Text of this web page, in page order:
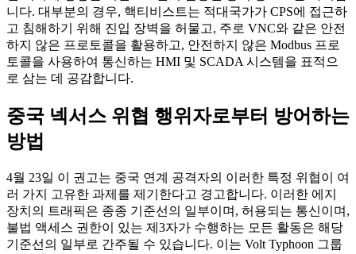
니다. 대부분의 경우, 핵티비스트는 적대국가가 CPS에 접근하
고 침해하기 위해 진입 장벽을 허물고, 주로 VNC와 같은 안전
하지 않은 프로토콜을 활용하고, 안전하지 않은 Modbus 프로
토콜을 사용하여 통신하는 HMI 및 SCADA 시스템을 표적으
로 삼는 데 공감합니다.
중국 넥서스 위협 행위자로부터 방어하는
방법
4월 23일 이 권고는 중국 연계 공격자의 이러한 특정 위협이 여
러 가지 고유한 과제를 제기한다고 경고합니다. 이러한 에지
장치의 트래픽은 종종 기준선의 일부이며, 허용되는 통신이며,
불법 액세스 권한이 있는 제3자가 수행하는 모든 활동은 해당
기준선의 일부로 간주될 수 있습니다. 이는 Volt Typhoon 그룹